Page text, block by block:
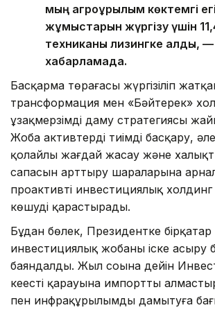
мың агроқұрылым көктемгі
жұмыстарын жүргізу үшін
техниканы лизингке алды, —
хабарламада.
Басқарма төрағасы жүргізіліп
трансформация мен «Бәйтерек»
ұзақмерзімді даму стратегиясы
Жоба активтерді тиімді басқару,
қолайлы жағдай жасау және
сапасын арттыру шараларына
проактивті инвестициялық холдинг
көшуді қарастырады.
Бұдан бөлек, Президентке бірқатар
инвестициялық жобаны іске асыру
баяндалды. Жыл соңына дейін
кеңестің қарауына импортты
пен инфрақұрылымды дамытуға